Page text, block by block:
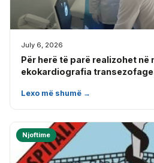
July 6, 2026
Për herë të parë realizohet në
ekokardiografia
Lexo më shumë →
Njoftime